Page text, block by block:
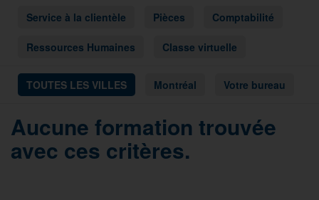
Service à la clientèle Pièces Comptabilité
Ressources Humaines Classe virtuelle
TOUTES LES VILLES Montréal Votre bureau
Aucune formation trouvée
avec ces critères.